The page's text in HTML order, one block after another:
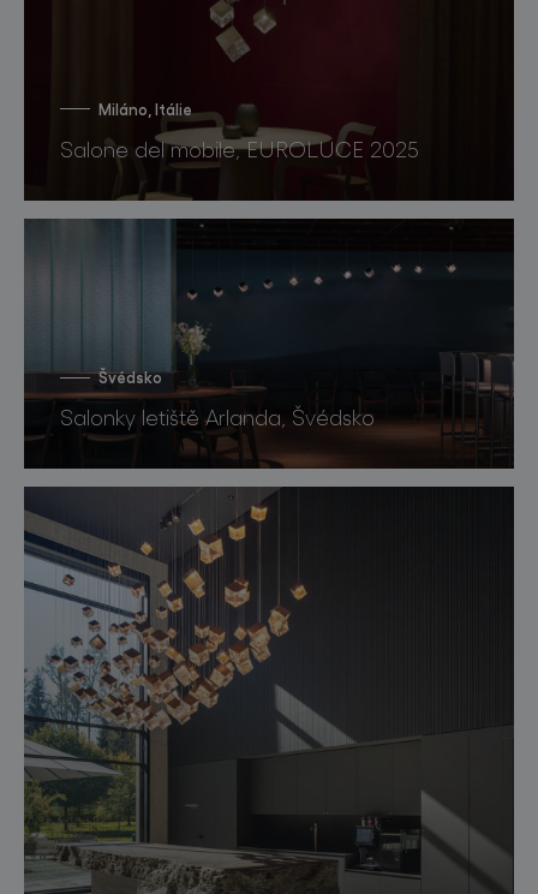
Miláno, Itálie
Salone del mobile, EUROLUCE 2025
Švédsko
Salonky letiště Arlanda, Švédsko